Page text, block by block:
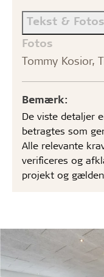
Tekst & Fotos
Fotos
Tommy Kosior,
Bemærk:
De viste detaljer
betragtes som
Alle relevante
verificeres og
projekt og